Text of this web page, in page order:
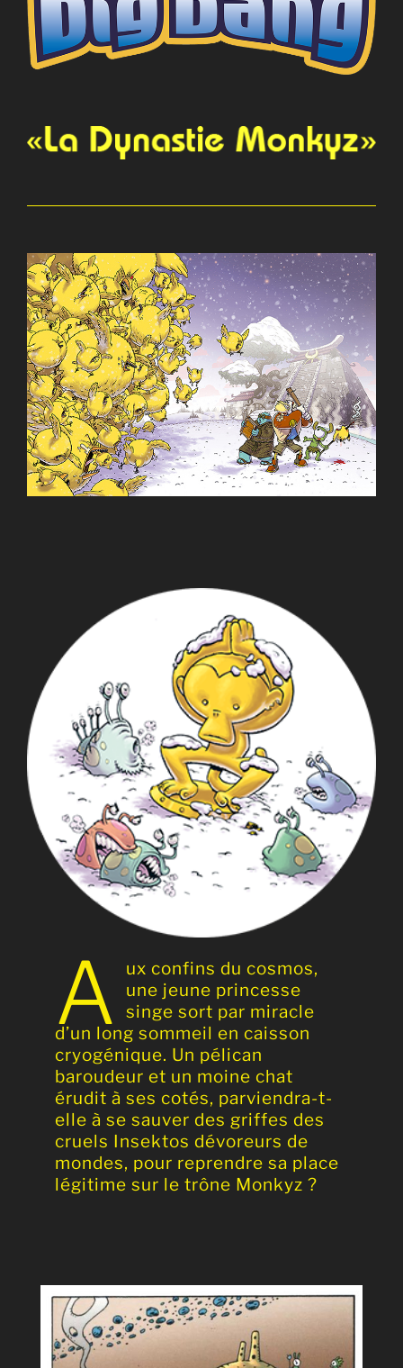
A
ux confins du cosmos,
une jeune princesse
singe sort par miracle
d’un long sommeil en caisson
cryogénique. Un pélican
baroudeur et un moine chat
érudit à ses cotés, parviendra-t-
elle à se sauver des griffes des
cruels Insektos dévoreurs de
mondes, pour reprendre sa place
légitime sur le trône Monkyz ?